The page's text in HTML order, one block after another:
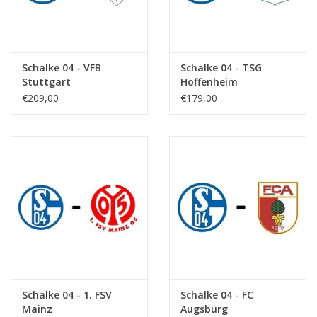
Schalke 04 - VFB
Stuttgart
€209,00
Schalke 04 - TSG
Hoffenheim
€179,00
Schalke 04 - 1. FSV
Mainz
Schalke 04 - FC
Augsburg